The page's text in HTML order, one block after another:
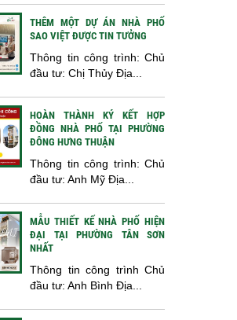
THÊM MỘT DỰ ÁN NHÀ PHỐ
SAO VIỆT ĐƯỢC TIN TƯỞNG
Thông tin công trình: Chủ
đầu tư: Chị Thủy Địa...
HOÀN THÀNH KÝ KẾT HỢP
ĐỒNG NHÀ PHỐ TẠI PHƯỜNG
ĐÔNG HƯNG THUẬN
Thông tin công trình: Chủ
đầu tư: Anh Mỹ Địa...
MẪU THIẾT KẾ NHÀ PHỐ HIỆN
ĐẠI TẠI PHƯỜNG TÂN SƠN
NHẤT
Thông tin công trình Chủ
đầu tư: Anh Bình Địa...